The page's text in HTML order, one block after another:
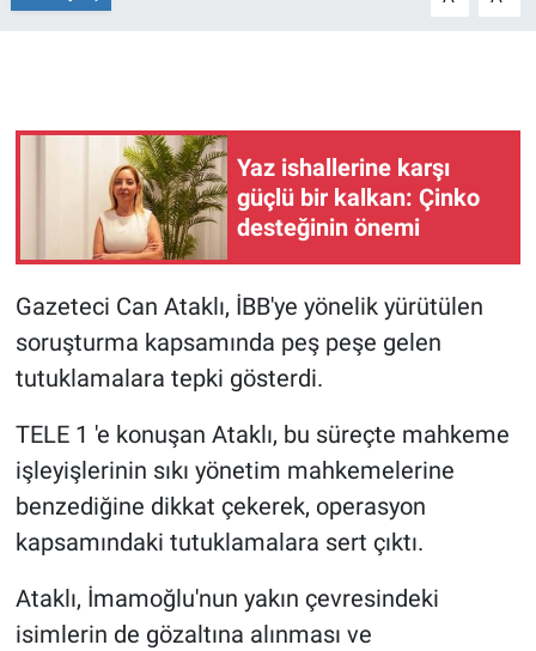
Yaz ishallerine karşı
güçlü bir kalkan: Çinko
desteğinin önemi
Gazeteci Can Ataklı, İBB'ye yönelik yürütülen
soruşturma kapsamında peş peşe gelen
tutuklamalara tepki gösterdi.
TELE 1 'e konuşan Ataklı, bu süreçte mahkeme
işleyişlerinin sıkı yönetim mahkemelerine
benzediğine dikkat çekerek, operasyon
kapsamındaki tutuklamalara sert çıktı.
Ataklı, İmamoğlu'nun yakın çevresindeki
isimlerin de gözaltına alınması ve
Gün Bitiyor
Gündem Özel
Günün görüntüsü
Haber
İlan
Kimdir
Koronavirüs
Kültür Sanat
Ne demişti
Nedir